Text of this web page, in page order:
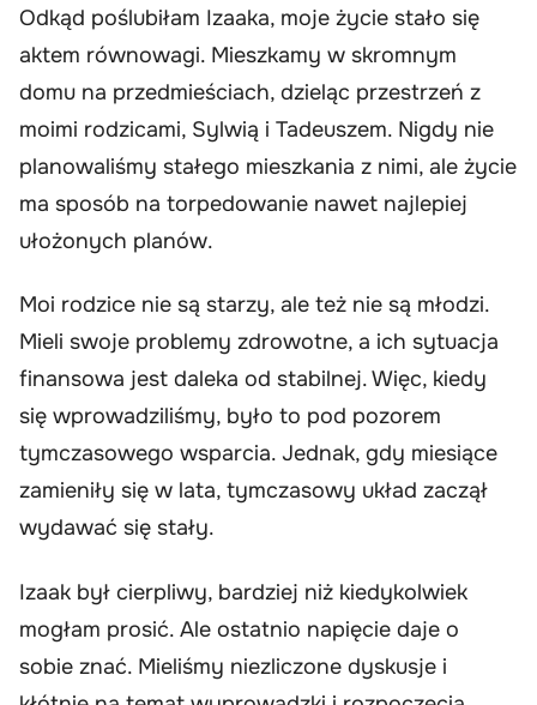
Odkąd poślubiłam Izaaka, moje życie stało się
aktem równowagi. Mieszkamy w skromnym
domu na przedmieściach, dzieląc przestrzeń z
moimi rodzicami, Sylwią i Tadeuszem. Nigdy nie
planowaliśmy stałego mieszkania z nimi, ale życie
ma sposób na torpedowanie nawet najlepiej
ułożonych planów.
Moi rodzice nie są starzy, ale też nie są młodzi.
Mieli swoje problemy zdrowotne, a ich sytuacja
finansowa jest daleka od stabilnej. Więc, kiedy
się wprowadziliśmy, było to pod pozorem
tymczasowego wsparcia. Jednak, gdy miesiące
zamieniły się w lata, tymczasowy układ zaczął
wydawać się stały.
Izaak był cierpliwy, bardziej niż kiedykolwiek
mogłam prosić. Ale ostatnio napięcie daje o
sobie znać. Mieliśmy niezliczone dyskusje i